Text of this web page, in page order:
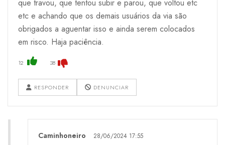
que travou, que tentou subir e parou, que voltou etc
etc e achando que os demais usuários da via são
obrigados a aguentar isso e ainda serem colocados
em risco. Haja paciência.
12 38
RESPONDER DENUNCIAR
Caminhoneiro 28/06/2024 17:55